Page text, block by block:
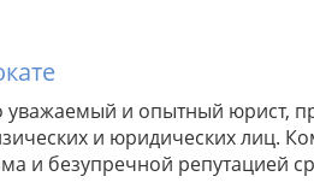
уважаемый и опытный юрист,
и юридических лиц.
и безупречной репутацией